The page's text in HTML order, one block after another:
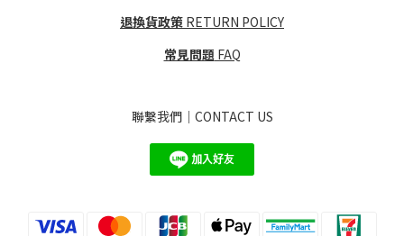
退換貨政策 RETURN POLICY
常見問題FAQ
聯繫我們｜CONTACT US